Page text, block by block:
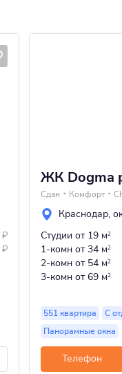
₽
₽
ЖК Dogma
Сдан Комфорт
Краснодар,
Студии от 19 м2
1-комн от 34 м2
2-комн от 54 м2
3-комн от 69 м2
551 квартира С
Панорамные окна
Телефон